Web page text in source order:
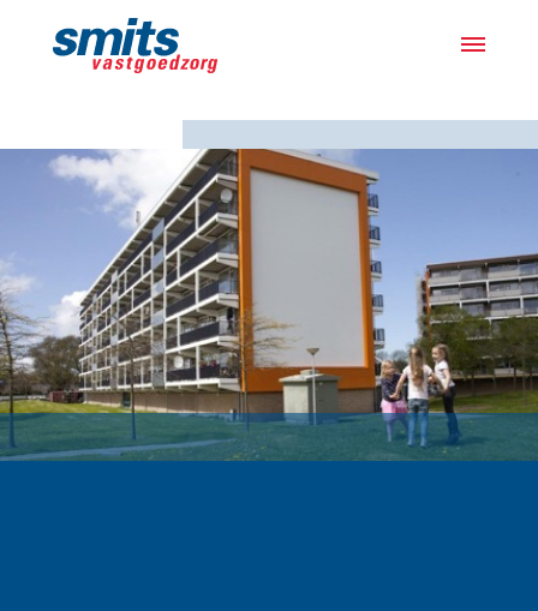
Actueel
Projecten
Samen met bewoners
Over ons
Werken bij